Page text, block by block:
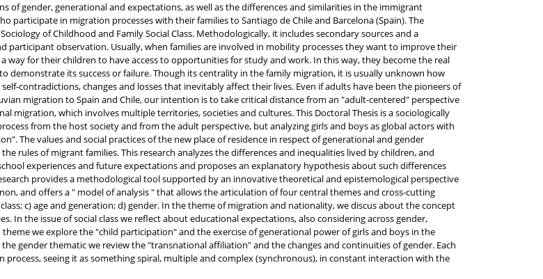
of gender, generational and expectations, as well as the differences and similarities in the immigrant
participate in migration processes with their families to Santiago de Chile and Barcelona (Spain). The
of Childhood and Family Social Class. Methodologically, it includes secondary sources and a
observation. Usually, when families are involved in mobility processes they want to improve their
for their children to have access to opportunities for study and work. In this way, they become the real
demonstrate its success or failure. Though its centrality in the family migration, it is usually unknown how
contradictions, changes and losses that inevitably affect their lives. Even if adults have been the pioneers of
migration to Spain and Chile, our intention is to take critical distance from an "adult-centered" perspective
migration, which involves multiple territories, societies and cultures. This Doctoral Thesis is a sociologically
from the host society and from the adult perspective, but analyzing girls and boys as global actors with
The values and social practices of the new place of residence in respect of generational and gender
rules of migrant families. This research analyzes the differences and inequalities lived by children, and
experiences and future expectations and proposes an explanatory hypothesis about such differences
provides a methodological tool supported by an innovative theoretical and epistemological perspective
and offers a " model of analysis " that allows the articulation of four central themes and cross-cutting
c) age and generation; d) gender. In the theme of migration and nationality, we discus about the concept
In the issue of social class we reflect about educational expectations, also considering across gender,
we explore the "child participation" and the exercise of generational power of girls and boys in the
gender thematic we review the "transnational affiliation" and the changes and continuities of gender. Each
seeing it as something spiral, multiple and complex (synchronous), in constant interaction with the